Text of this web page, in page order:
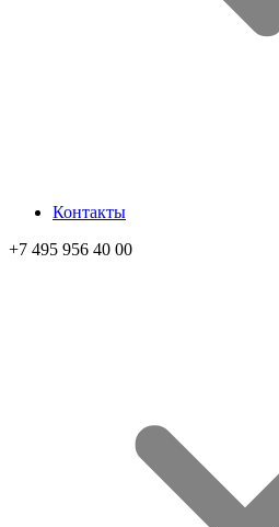
Контакты
+7 495 956 40 00